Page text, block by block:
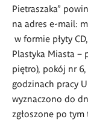
Pietraszaka”
na adres e-mail:
w formie płyty
Plastyka Miasta –
piętro), pokój nr
godzinach pracy
wyznaczono do
zgłoszone po